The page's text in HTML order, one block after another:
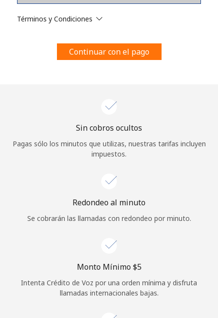
estosTérminos y condiciones.
Únete
¡Hola!
Inicia sesión oREGÍSTRATE →
¿Olvidaste tu contraseña? →
Continuar con
Términos y Condiciones
Continuar con el pago
Sin cobros ocultos
Pagas sólo los minutos que utilizas, nuestras tarifas incluyen
impuestos.
Redondeo al minuto
Se cobrarán las llamadas con redondeo por minuto.
Monto Mínimo ⁦$5⁩
Intenta Crédito de Voz por una orden mínima y disfruta
llamadas internacionales bajas.